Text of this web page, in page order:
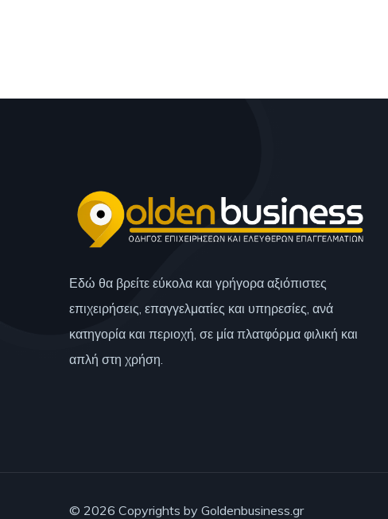
Εδώ θα βρείτε εύκολα και γρήγορα αξιόπιστες
επιχειρήσεις, επαγγελματίες και υπηρεσίες, ανά
κατηγορία και περιοχή, σε μία πλατφόρμα φιλική και
απλή στη χρήση.
© 2026 Copyrights by Goldenbusiness.gr